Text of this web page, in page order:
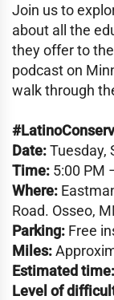
Join us to
about all the
they offer to
podcast on
walk through
Date:Tuesday,
Time: 5:00 PM
Where:
Road. Osseo,
Parking: Free
Miles:
Estimated time:
Level of